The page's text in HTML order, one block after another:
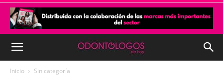
Inicio Sin categoría